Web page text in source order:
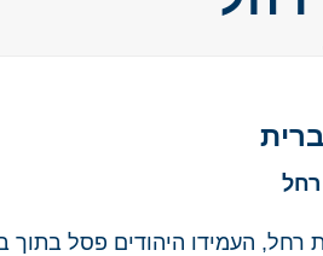
העמידו היהודים פסל בתוך